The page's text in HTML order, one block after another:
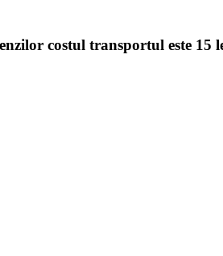
costul transportul este 15